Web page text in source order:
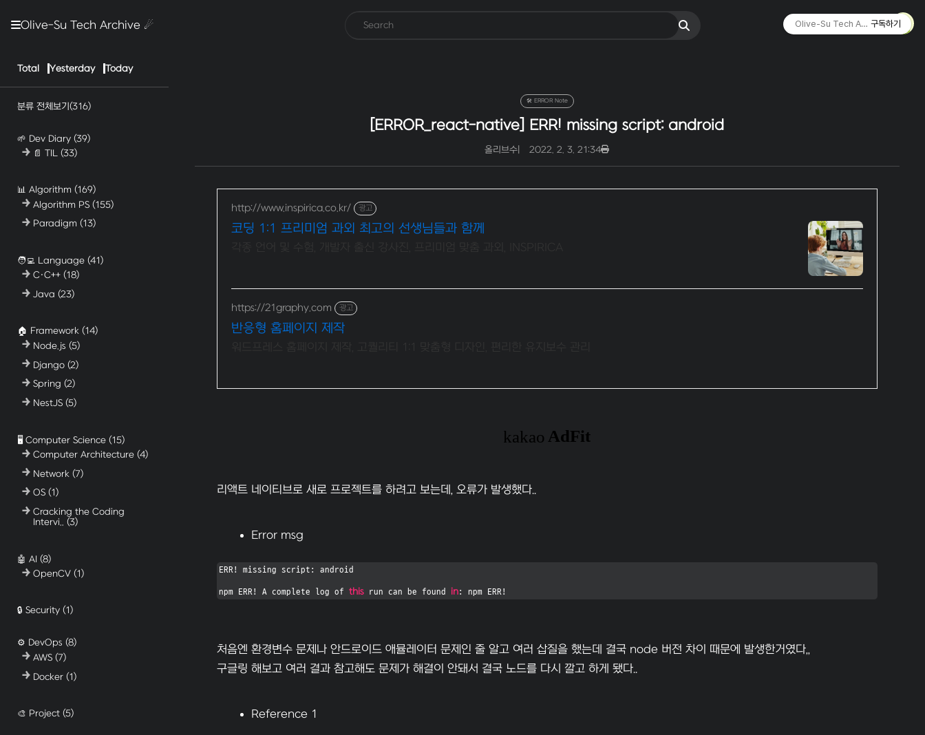
Olive-Su Tech Archive ☄︎
Total Yesterday Today
분류 전체보기(316)
🌱 Dev Diary (39)
📄 TIL(33)
📊 Algorithm (169)
Algorithm PS(155)
Paradigm(13)
🧑‍💻 Language (41)
C·C++(18)
Java(23)
🏠 Framework (14)
Node.js(5)
Django(2)
Spring(2)
NestJS(5)
🖥️ Computer Science (15)
Computer Architecture(4)
Network(7)
OS(1)
Cracking the Coding
Intervi..(3)
🤖 AI (8)
OpenCV(1)
🔒 Security (1)
⚙️ DevOps (8)
AWS(7)
Docker(1)
🎨 Project (5)
🛠️ ERROR Note
[ERROR_react-native] ERR! missing script: android
올리브수 2022. 2. 3. 21:34
http://www.inspirica.co.kr/ 광고
코딩 1:1 프리미엄 과외 최고의 선생님들과 함께
https://21graphy.com 광고
반응형 홈페이지 제작
리액트 네이티브로 새로 프로젝트를 하려고 보는데, 오류가 발생했다..
Error msg
ERR! missing script: android
npm ERR! A complete log of this run can be found in: npm ERR!
처음엔 환경변수 문제나 안드로이드 애뮬레이터 문제인 줄 알고 여러 삽질을 했는데 결국 node 버전 차이 때문에 발생한거였다,,
구글링 해보고 여러 결과 참고해도 문제가 해결이 안돼서 결국 노드를 다시 깔고 하게 됐다..
Reference 1
Olive-Su Tech Archive ☄︎
구독하기